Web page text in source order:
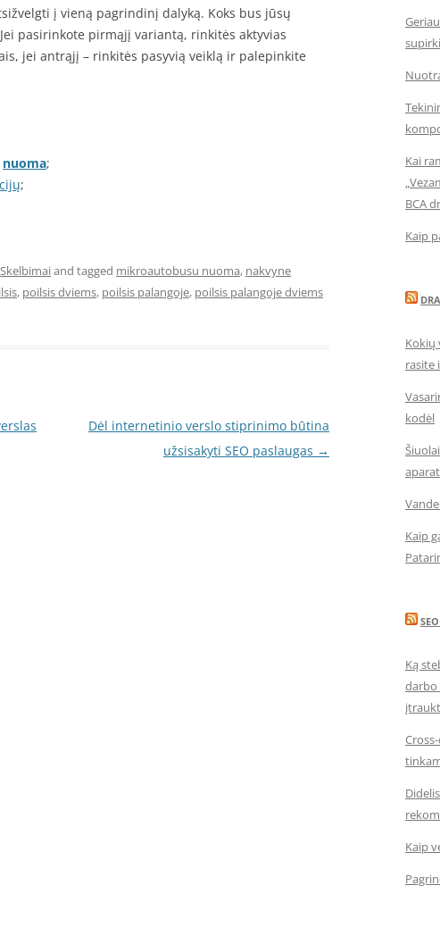
į vieną pagrindinį dalyką. Koks bus jūsų
pasirinkote pirmąjį variantą, rinkitės aktyvias
jei antrąjį – rinkitės pasyvią veiklą ir palepinkite
nuoma;
;
Skelbimaiand tagged mikroautobusu nuoma, nakvyne
, poilsis dviems, poilsis palangoje, poilsis palangoje dviems
Dėl internetinio verslo stiprinimo būtina
užsisakyti SEO paslaugas →
Kai
BCA
Kaip
Kokių
rasite
kodėl
Kaip
Ką
darbo
Kaip